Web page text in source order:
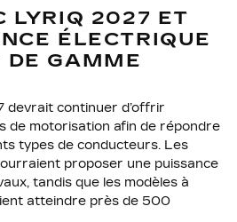
LYRIQ 2027 ET
ÉLECTRIQUE
DE GAMME
devrait continuer d’offrir
de motorisation afin de répondre
types de conducteurs. Les
proposer une puissance
tandis que les modèles à
atteindre près de 500